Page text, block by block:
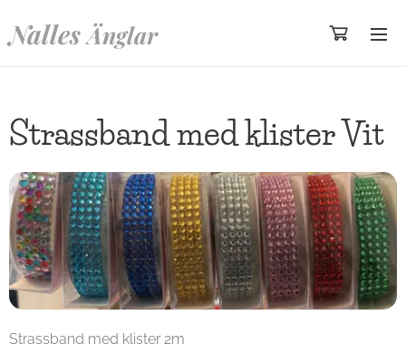
Nalles Änglar
Strassband med klister Vit
Strassband med klister 2m